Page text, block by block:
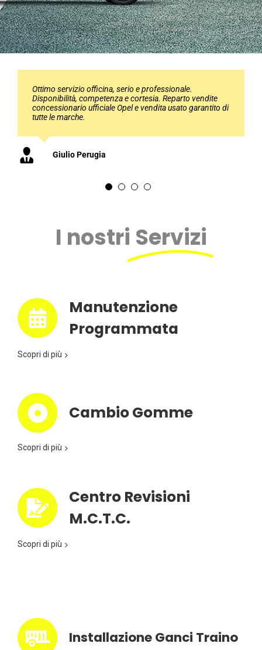
Ottimo servizio officina, serio e professionale.
Disponibilità, competenza e cortesia. Reparto vendite
concessionario ufficiale Opel e vendita usato garantito di
tutte le marche.
Giulio Perugia
Qualità e professionalità. Davide, per la parte officina, è il
nr 1.
Fabiola Viello,
Servizio buono e molto disponibili nel controllo della
macchina
Massimo Salvagnini
Cordiali e precisi nei lavori.
I nostri Servizi
Programmata
Scopri di più
Scopri di più
M.C.T.C.
Scopri di più